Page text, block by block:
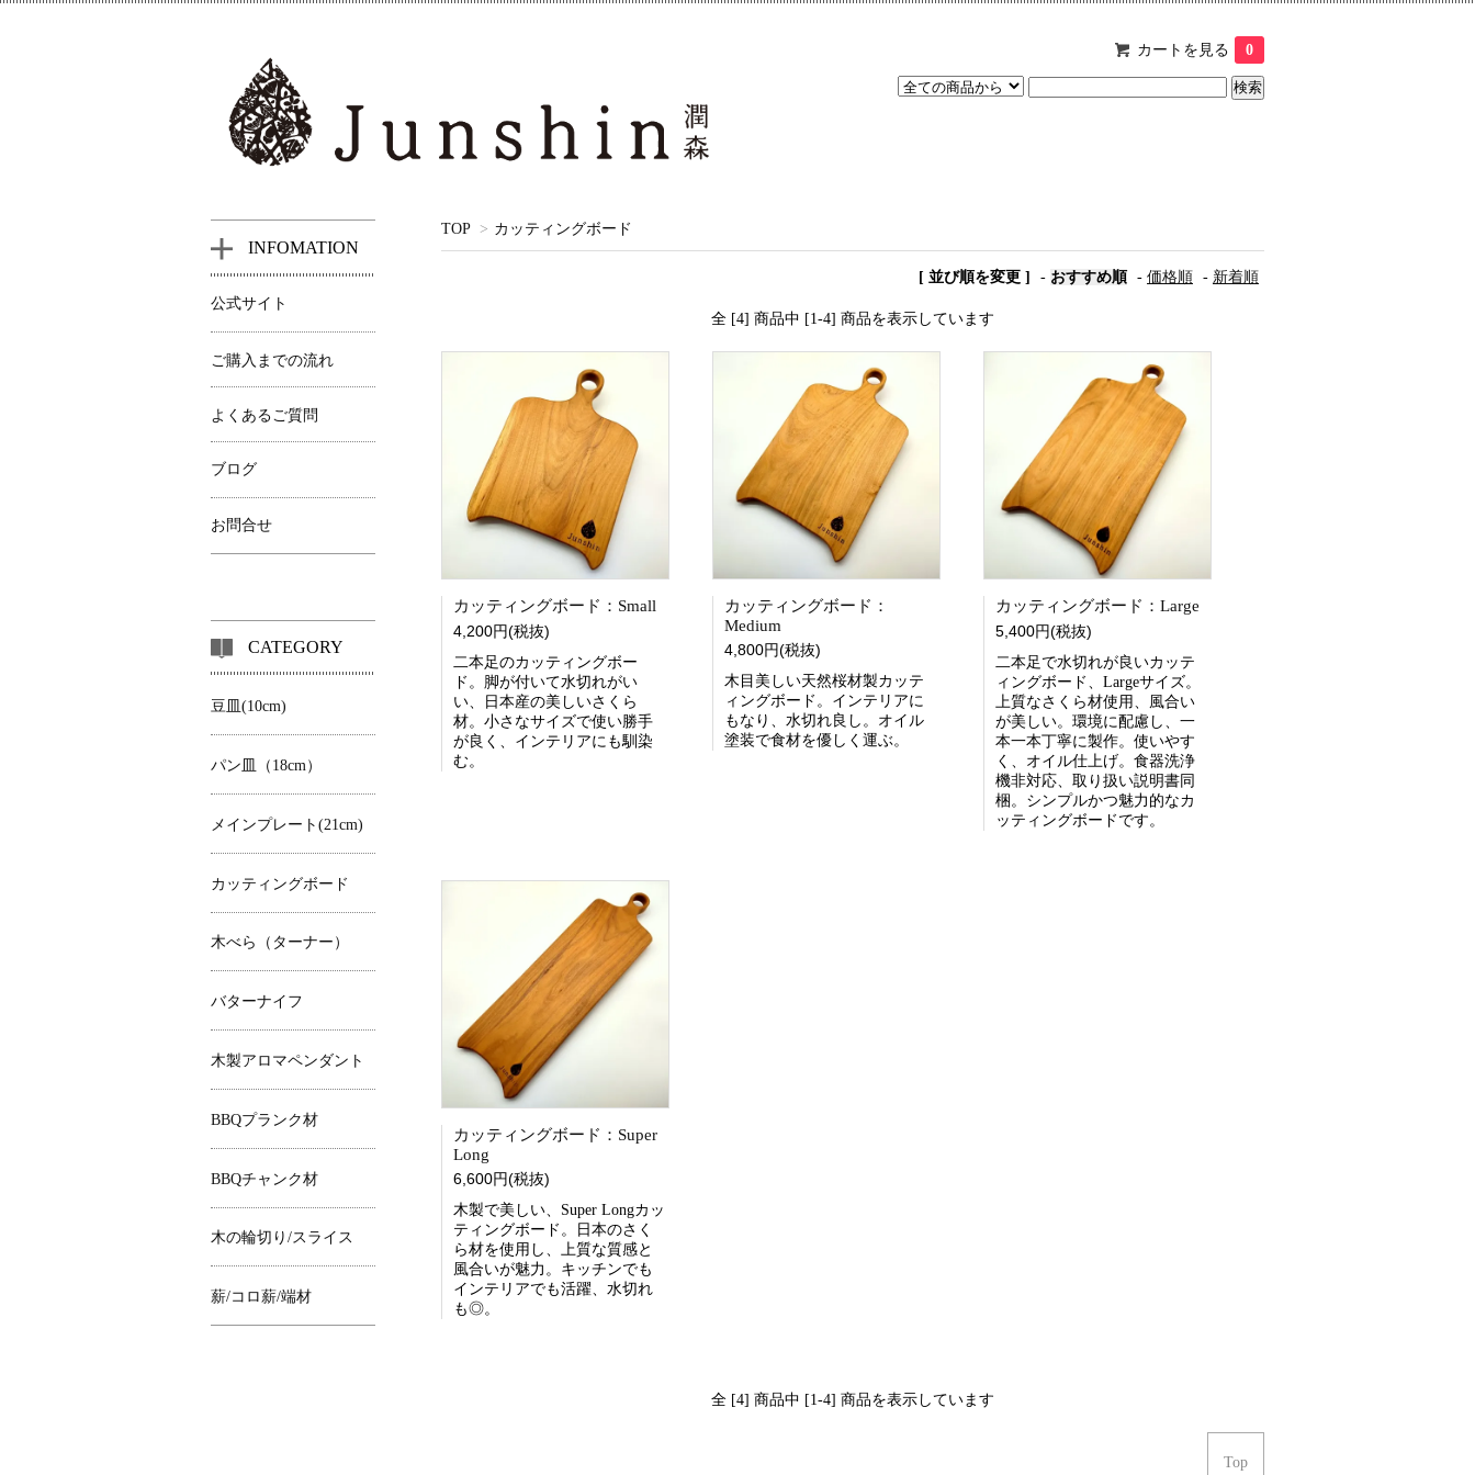
カートを見る 0
TOP > カッティングボード
[ 並び順を変更 ] - おすすめ順 - 価格順 - 新着順
全 [4] 商品中 [1-4] 商品を表示しています
カッティングボード：Small
4,200円(税抜)
二本足のカッティングボー
ド。脚が付いて水切れがい
い、日本産の美しいさくら
材。小さなサイズで使い勝手
が良く、インテリアにも馴染
む。
カッティングボード：
Medium
4,800円(税抜)
木目美しい天然桜材製カッテ
ィングボード。インテリアに
もなり、水切れ良し。オイル
塗装で食材を優しく運ぶ。
カッティングボード：Large
5,400円(税抜)
二本足で水切れが良いカッテ
ィングボード、Largeサイズ。
上質なさくら材使用、風合い
が美しい。環境に配慮し、一
本一本丁寧に製作。使いやす
く、オイル仕上げ。食器洗浄
機非対応、取り扱い説明書同
梱。シンプルかつ魅力的なカ
ッティングボードです。
カッティングボード：Super
Long
6,600円(税抜)
木製で美しい、Super Longカッ
ティングボード。日本のさく
ら材を使用し、上質な質感と
風合いが魅力。キッチンでも
インテリアでも活躍、水切れ
も◎。
全 [4] 商品中 [1-4] 商品を表示しています
INFOMATION
公式サイト
ご購入までの流れ
よくあるご質問
ブログ
お問合せ
CATEGORY
豆皿(10cm)
パン皿（18cm）
メインプレート(21cm)
カッティングボード
木べら（ターナー）
バターナイフ
木製アロマペンダント
BBQプランク材
BBQチャンク材
木の輪切り/スライス
薪/コロ薪/端材
Top